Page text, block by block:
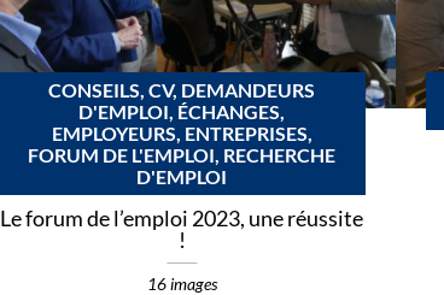
CONSEILS, CV, DEMANDEURS
D'EMPLOI, ÉCHANGES,
EMPLOYEURS, ENTREPRISES,
FORUM DE L'EMPLOI, RECHERCHE
D'EMPLOI
Le forum de l’emploi 2023, une réussite
!
16 images